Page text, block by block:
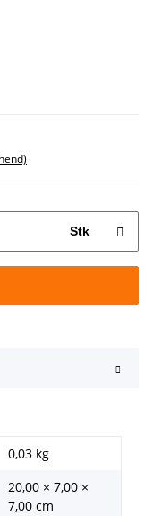
Stk
0,03 kg
20,00 × 7,00 ×
7,00 cm